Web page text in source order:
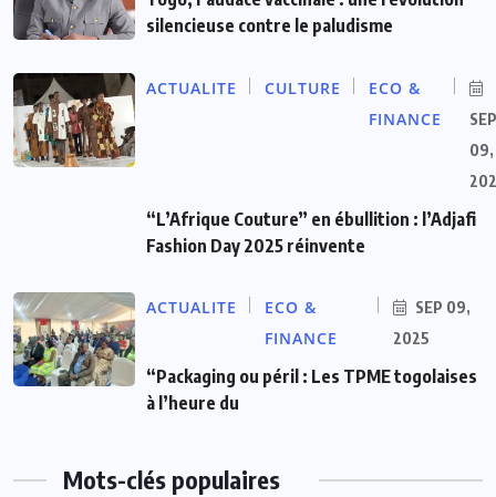
silencieuse contre le paludisme
ACTUALITE CULTURE
ECO &
FINANCE
SEP
09,
“L’Afrique Couture” en ébullition : l’Adjafi
Fashion Day 2025 réinvente
ACTUALITE
ECO &
FINANCE
SEP 09,
2025
“Packaging ou péril : Les TPME togolaises
à l’heure du
Mots-clés populaires